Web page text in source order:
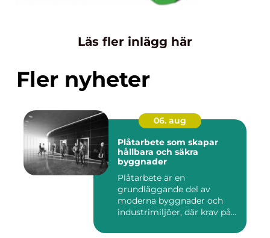
Läs fler inlägg här
Fler nyheter
06. aug
Plåtarbete som skapar
hållbara och säkra
byggnader
Plåtarbete är en
grundläggande del av
moderna byggnader och
industrimiljöer, där krav på